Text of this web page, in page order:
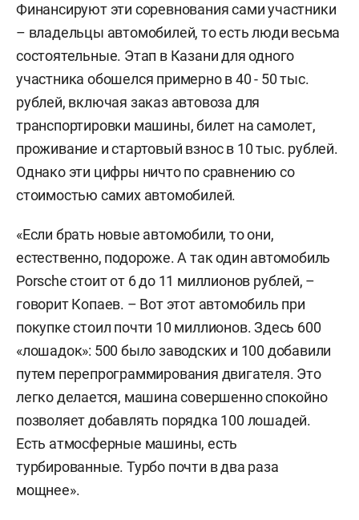
Финансируют эти соревнования сами участники
– владельцы автомобилей, то есть люди весьма
состоятельные. Этап в Казани для одного
участника обошелся примерно в 40 - 50 тыс.
рублей, включая заказ автовоза для
транспортировки машины, билет на самолет,
проживание и стартовый взнос в 10 тыс. рублей.
Однако эти цифры ничто по сравнению со
стоимостью самих автомобилей.
«Если брать новые автомобили, то они,
естественно, подороже. А так один автомобиль
Porsche стоит от 6 до 11 миллионов рублей, –
говорит Копаев. – Вот этот автомобиль при
покупке стоил почти 10 миллионов. Здесь 600
«лошадок»: 500 было заводских и 100 добавили
путем перепрограммирования двигателя. Это
легко делается, машина совершенно спокойно
позволяет добавлять порядка 100 лошадей.
Есть атмосферные машины, есть
турбированные. Турбо почти в два раза
мощнее».